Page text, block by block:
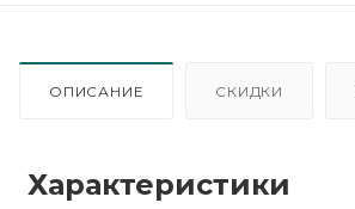
ОПИСАНИЕ СКИДКИ
Характеристики